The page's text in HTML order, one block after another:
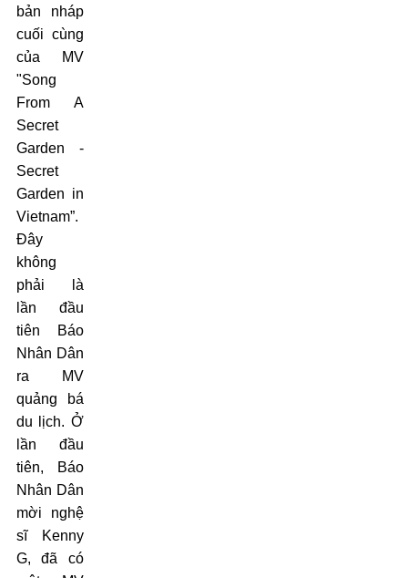
bản nháp
cuối cùng
của MV
"Song
From A
Secret
Garden -
Secret
Garden in
Vietnam”.
Đây
không
phải là
lần đầu
tiên Báo
Nhân Dân
ra MV
quảng bá
du lịch. Ở
lần đầu
tiên, Báo
Nhân Dân
mời nghệ
sĩ Kenny
G, đã có